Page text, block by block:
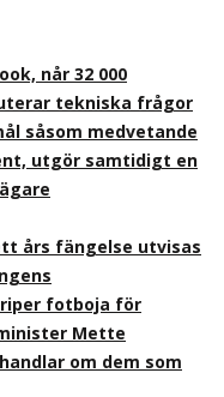
når 32 000
tekniska frågor
såsom medvetande
utgör samtidigt en
års fängelse utvisas
fotboja för
Mette
om dem som